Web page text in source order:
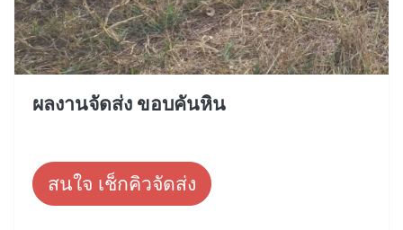
ผลงานจัดส่ง ขอบคันหิน
สนใจ เช็กคิวจัดส่ง